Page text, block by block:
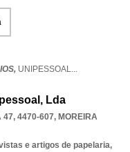
UNIPESSOAL...
Lda
47, 4470-607, MOREIRA
e artigos de papelaria,